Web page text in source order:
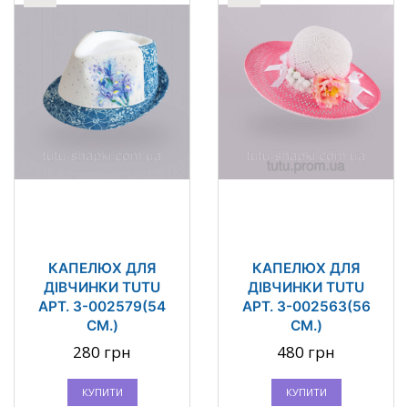
КАПЕЛЮХ ДЛЯ
ДІВЧИНКИ TUTU
АРТ. 3-002579(54
СМ.)
280 грн
КУПИТИ
КАПЕЛЮХ ДЛЯ
ДІВЧИНКИ TUTU
АРТ. 3-002563(56
СМ.)
480 грн
КУПИТИ